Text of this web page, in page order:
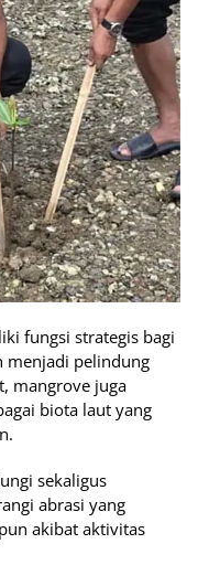
fungsi strategis bagi
menjadi pelindung
mangrove juga
biota laut yang
sekaligus
abrasi yang
akibat aktivitas